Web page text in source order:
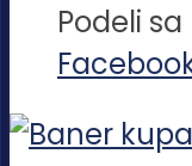
Podeli